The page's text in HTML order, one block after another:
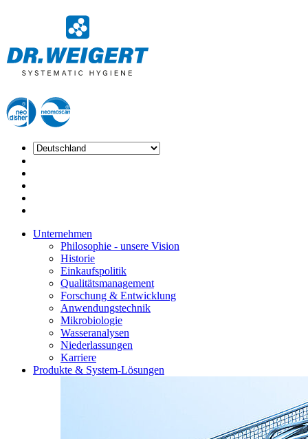
Unternehmen
Philosophie - unsere Vision
Historie
Einkaufspolitik
Qualitätsmanagement
Forschung & Entwicklung
Anwendungstechnik
Mikrobiologie
Wasseranalysen
Niederlassungen
Karriere
Produkte & System-Lösungen